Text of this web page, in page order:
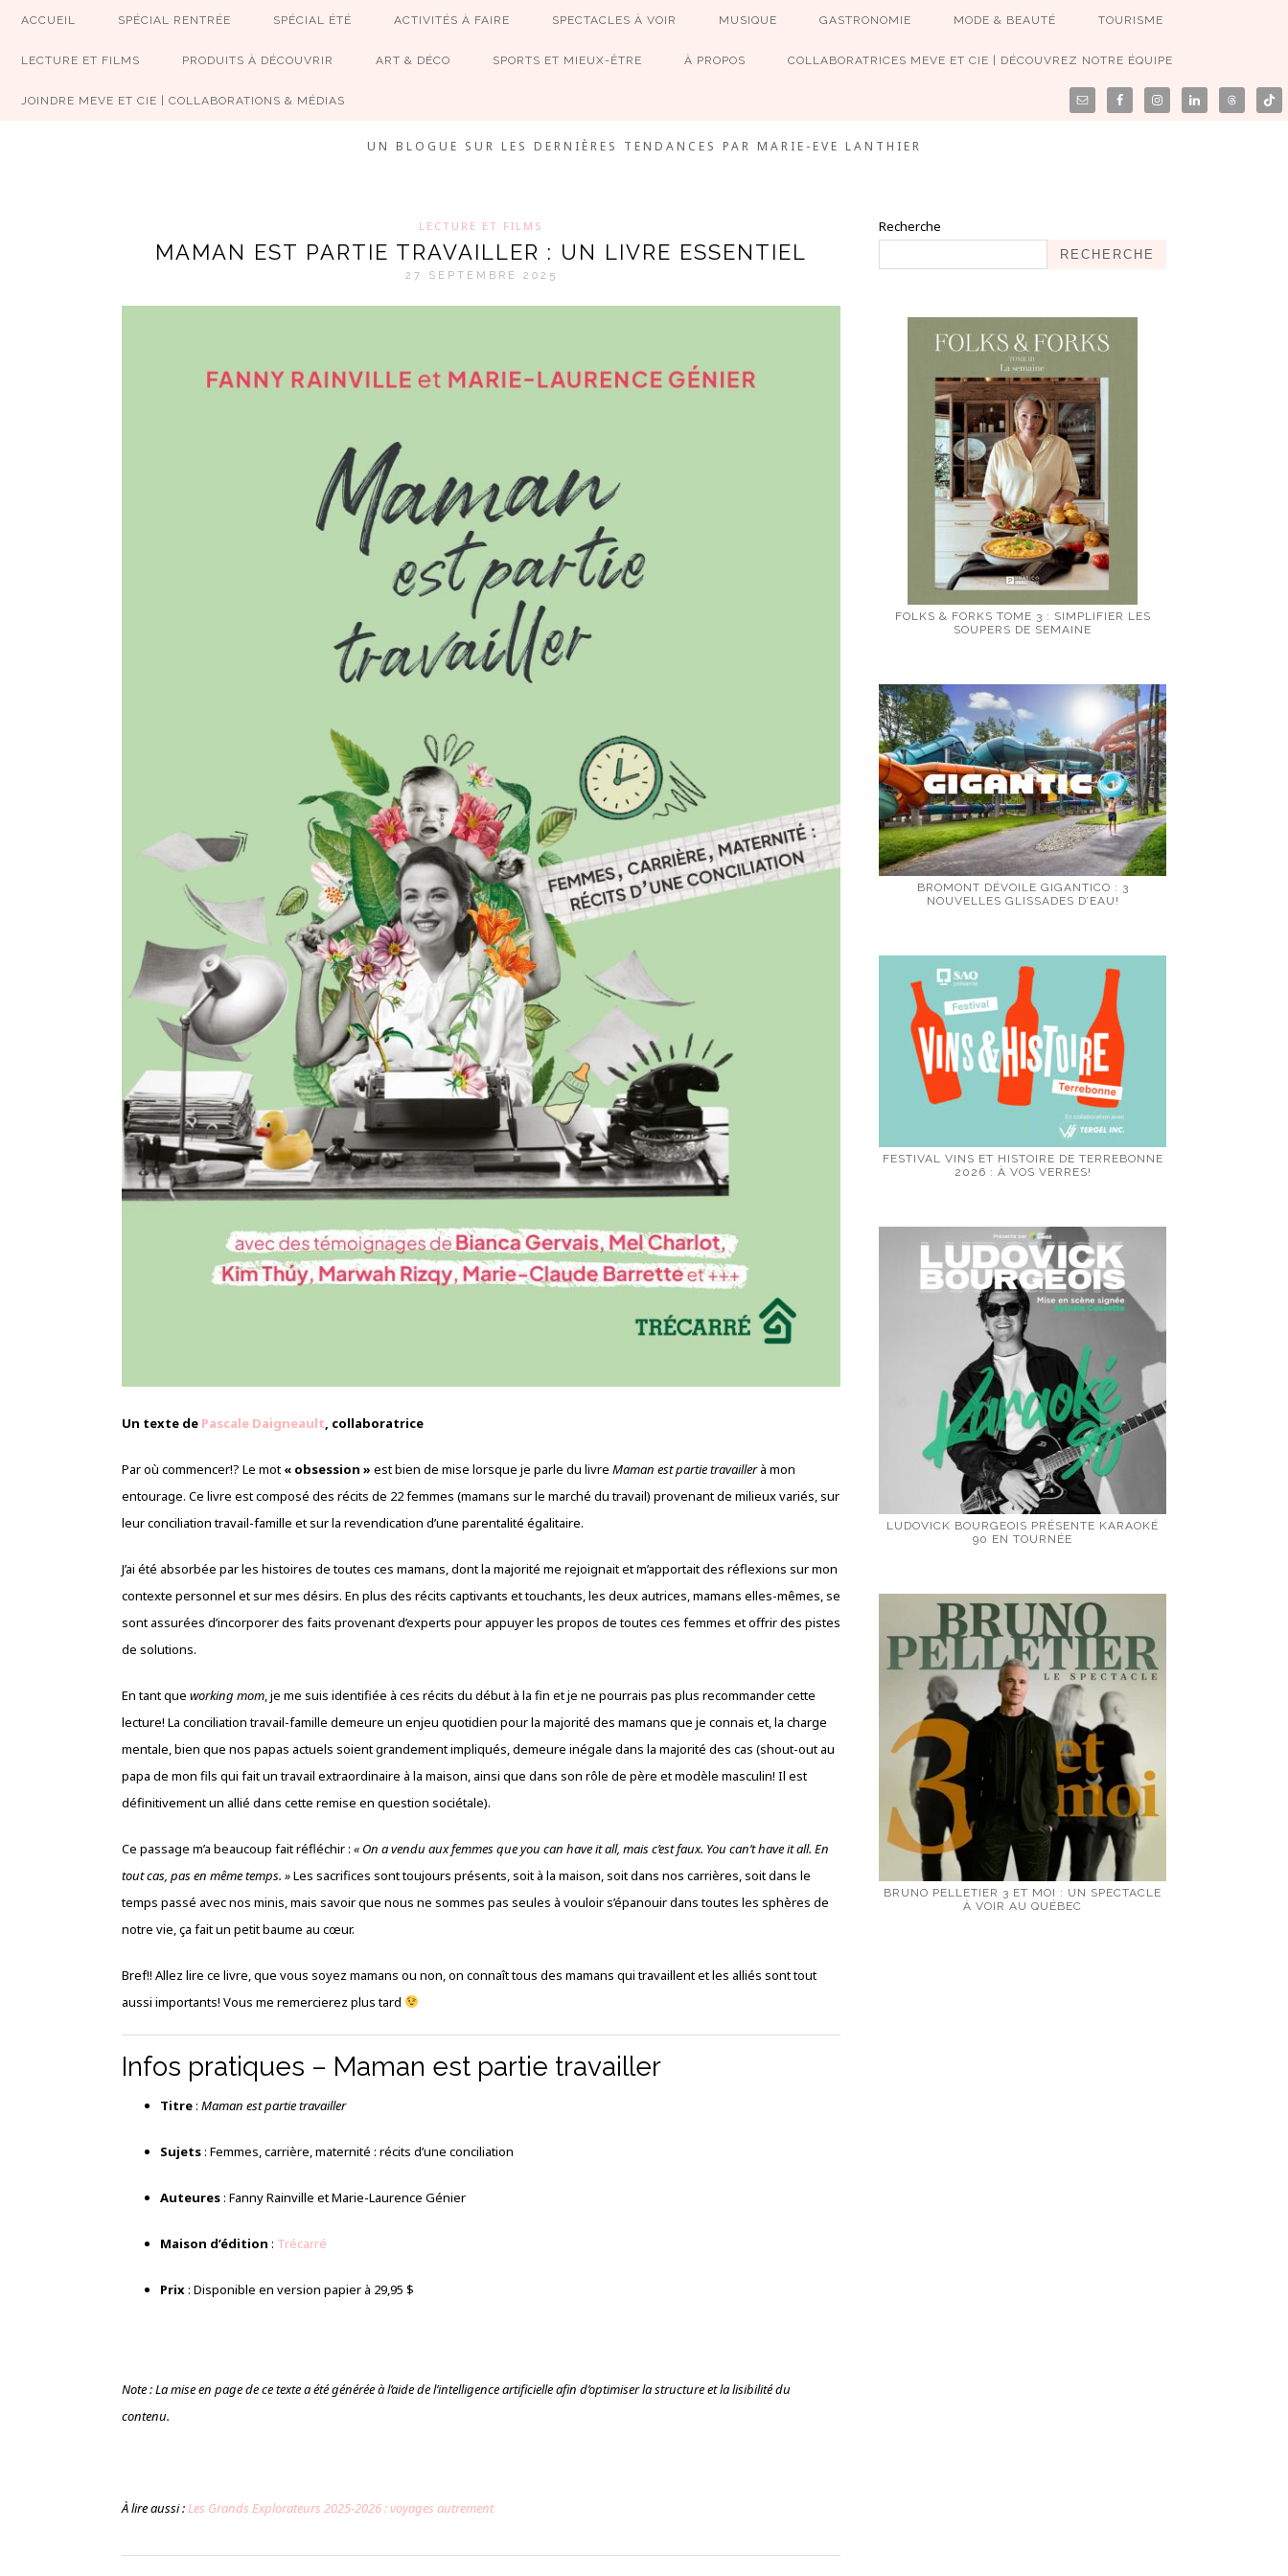
ACCUEIL SPÉCIAL RENTRÉE SPÉCIAL ÉTÉ ACTIVITÉS À FAIRE SPECTACLES À VOIR MUSIQUE GASTRONOMIE MODE & BEAUTÉ TOURISME
LECTURE ET FILMS PRODUITS À DÉCOUVRIR ART & DÉCO SPORTS ET MIEUX-ÊTRE À PROPOS COLLABORATRICES MEVE ET CIE | DÉCOUVREZ NOTRE ÉQUIPE
JOINDRE MEVE ET CIE | COLLABORATIONS & MÉDIAS
UN BLOGUE SUR LES DERNIÈRES TENDANCES PAR MARIE-EVE LANTHIER
LECTURE ET FILMS
MAMAN EST PARTIE TRAVAILLER : UN LIVRE ESSENTIEL
27 SEPTEMBRE 2025
Un texte de Pascale Daigneault, collaboratrice
Par où commencer!? Le mot « obsession » est bien de mise lorsque je parle du livre Maman est partie travaillerà mon
entourage. Ce livre est composé des récits de 22 femmes (mamans sur le marché du travail) provenant de milieux variés, sur
leur conciliation travail-famille et sur la revendication d’une parentalité égalitaire.
J’ai été absorbée par les histoires de toutes ces mamans, dont la majorité me rejoignait et m’apportait des réflexions sur mon
contexte personnel et sur mes désirs. En plus des récits captivants et touchants, les deux autrices, mamans elles-mêmes, se
sont assurées d’incorporer des faits provenant d’experts pour appuyer les propos de toutes ces femmes et offrir des pistes
de solutions.
En tant que working mom, je me suis identifiée à ces récits du début à la fin et je ne pourrais pas plus recommander cette
lecture! La conciliation travail-famille demeure un enjeu quotidien pour la majorité des mamans que je connais et, la charge
mentale, bien que nos papas actuels soient grandement impliqués, demeure inégale dans la majorité des cas (shout-out au
papa de mon fils qui fait un travail extraordinaire à la maison, ainsi que dans son rôle de père et modèle masculin! Il est
définitivement un allié dans cette remise en question sociétale).
Ce passage m’a beaucoup fait réfléchir : « On a vendu aux femmes que you can have it all, mais c’est faux. You can’t have it all. En
tout cas, pas en même temps. »Les sacrifices sont toujours présents, soit à la maison, soit dans nos carrières, soit dans le
temps passé avec nos minis, mais savoir que nous ne sommes pas seules à vouloir s’épanouir dans toutes les sphères de
notre vie, ça fait un petit baume au cœur.
Bref!! Allez lire ce livre, que vous soyez mamans ou non, on connaît tous des mamans qui travaillent et les alliés sont tout
aussi importants! Vous me remercierez plus tard
Infos pratiques – Maman est partie travailler
Titre: Maman est partie travailler
Sujets: Femmes, carrière, maternité : récits d’une conciliation
Auteures: Fanny Rainville et Marie-Laurence Génier
Maison d’édition : Trécarré
Prix: Disponible en version papier à 29,95 $
Note : La mise en page de ce texte a été générée à l’aide de l’intelligence artificielle afin d’optimiser la structure et la lisibilité du
contenu.
À lire aussi :Les Grands Explorateurs 2025-2026 : voyages autrement
Recherche
RECHERCHE
FOLKS & FORKS TOME 3 : SIMPLIFIER LES
SOUPERS DE SEMAINE
BROMONT DÉVOILE GIGANTICO : 3
NOUVELLES GLISSADES D’EAU!
FESTIVAL VINS ET HISTOIRE DE TERREBONNE
2026 : À VOS VERRES!
LUDOVICK BOURGEOIS PRÉSENTE KARAOKÉ
90 EN TOURNÉE
BRUNO PELLETIER 3 ET MOI : UN SPECTACLE
À VOIR AU QUÉBEC